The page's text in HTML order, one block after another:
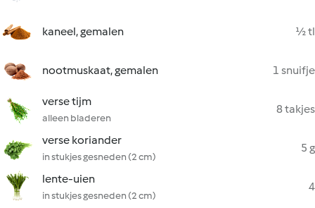
kaneel, gemalen ½ tl
nootmuskaat, gemalen 1 snuifje
verse tijm
alleen bladeren
8 takjes
verse koriander
in stukjes gesneden (2 cm)
5 g
lente-uien
in stukjes gesneden (2 cm)
4